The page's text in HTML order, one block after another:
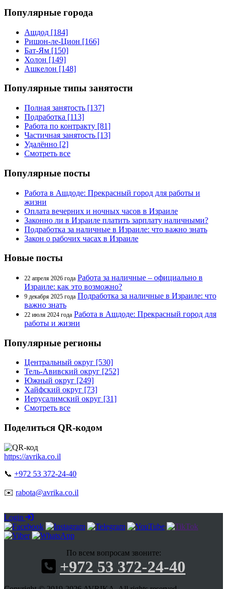
Популярные города
Ашдод [184]
Ришон-ле-Цион [166]
Бат-Ям [150]
Холон [149]
Ашкелон [148]
Популярные типы занятости
Полная занятость [137]
Подработка [113]
Работа по контракту [81]
Частичная занятость [13]
Удалённо [2]
Смотреть все
Популярные посты
Работа в Ашдоде: Прекрасный город для работы и
жизни
Оплата вечерних и ночных часов в Израиле
Законно ли в Израиле платить зарплату наличными?
Подработка за наличные в Израиле: что важно знать
Закон о рабочих часах в Израиле
Новые посты
22 апреля 2026 года Работа за наличные – официально в
Израиле: как это возможно?
9 декабря 2025 года Подработка за наличные в Израиле: что
важно знать
22 июля 2024 года Работа в Ашдоде: Прекрасный город для
работы и жизни
Популярные регионы
Центральный округ [530]
Тель-Авивский округ [252]
Южный округ [249]
Хайфский округ [73]
Иерусалимский округ [31]
Смотреть все
Поделиться QR-кодом
https://avrika.co.il
📞 +972 53 372-24-40
✉️ rabota@avrika.co.il
Login
По всем вопросам звоните:
+972 53 372-24-40